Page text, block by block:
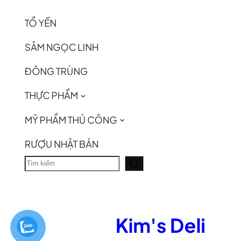
TỔ YẾN
SÂM NGỌC LINH
ĐÔNG TRÙNG
THỰC PHẨM
MỸ PHẨM THỦ CÔNG
RƯỢU NHẬT BẢN
T
k
i
ế
Kim's Deli